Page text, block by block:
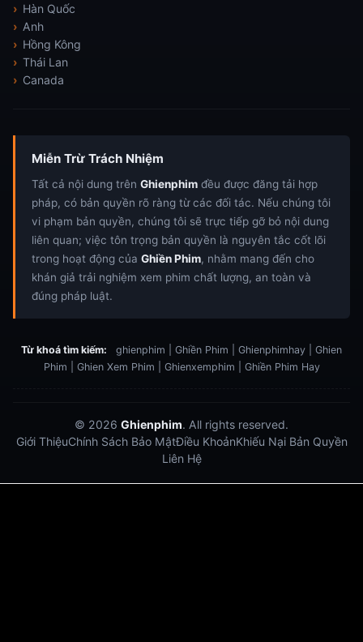
Hàn Quốc
Anh
Hồng Kông
Thái Lan
Canada
Miễn Trừ Trách Nhiệm
Tất cả nội dung trên Ghienphim đều được đăng tải hợp
pháp, có bản quyền rõ ràng từ các đối tác. Nếu chúng tôi
vi phạm bản quyền, chúng tôi sẽ trực tiếp gỡ bỏ nội dung
liên quan; việc tôn trọng bản quyền là nguyên tắc cốt lõi
trong hoạt động của Ghiền Phim, nhằm mang đến cho
khán giả trải nghiệm xem phim chất lượng, an toàn và
đúng pháp luật.
Từ khoá tìm kiếm:
ghienphim | Ghiền Phim | Ghienphimhay | Ghien
Phim | Ghien Xem Phim | Ghienxemphim | Ghiền Phim Hay
© 2026 Ghienphim. All rights reserved.
Giới ThiệuChính Sách Bảo MậtĐiều KhoảnKhiếu Nại Bản Quyền
Liên Hệ